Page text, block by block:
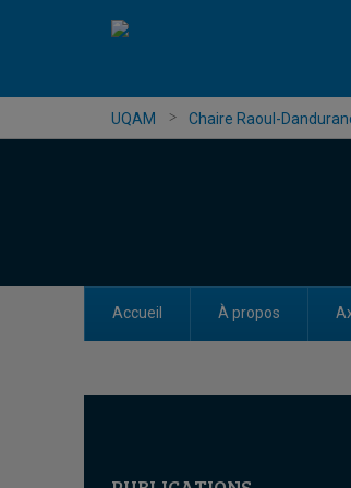
UQAM Chaire Raoul-
Accueil À propos